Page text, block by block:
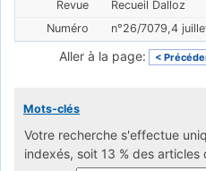
Recueil Dalloz
n°26/7079,4
Aller à la page: <
Mots-clés
Votre recherche s'effectue
indexés, soit 13 % des articles